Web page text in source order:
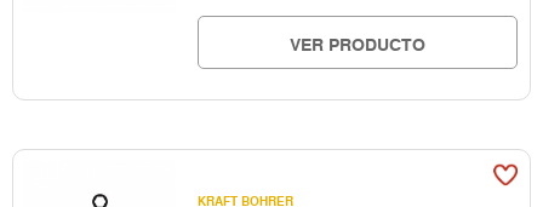
VER PRODUCTO
KRAFT BOHRER